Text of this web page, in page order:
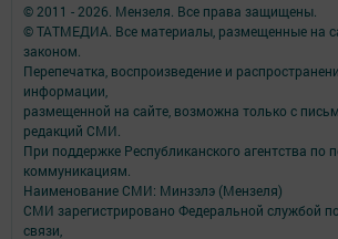
© 2011 - 2026. Мензеля. Все права защищены.
© ТАТМЕДИА. Все материалы, размещенные на
законом.
Перепечатка, воспроизведение и
информации,
размещенной на сайте, возможна только с
редакций СМИ.
При поддержке Республиканского агентства по
коммуникациям.
Наименование СМИ: Минзэлэ (Мензеля)
СМИ зарегистрировано Федеральной службой
связи,